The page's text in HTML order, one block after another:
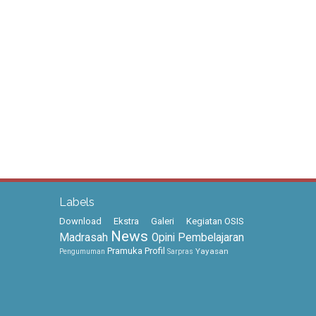
Labels
Download Ekstra Galeri Kegiatan OSIS
Madrasah News Opini Pembelajaran
Pengumuman Pramuka Profil Sarpras Yayasan